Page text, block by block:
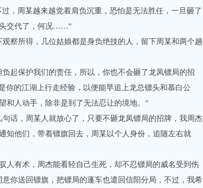
周某越来越觉着肩负沉重，恐怕是无法胜任，一旦砸了
交代了，何况……”
所得，几位姑娘都是身负绝技的人，留下周某和两个趟
保护我们的责任，所以，你也不会砸了龙凤镖局的招
的江湖上行走经验，以便能早追上龙总镖头和慕白公
和人动手，除非是到了无法忍让的境地。”
，周某人就放心了，只要不砸龙凤镖局的招牌，我周杰
知他们，带着镖旗回去，周某以个人身份，追随左右就
有术，周杰能看轻自己生死，却不忍镖局的威名受到伤
你送回镖旗，把镖局的蓬车也遣回信阳分局，不过，我希